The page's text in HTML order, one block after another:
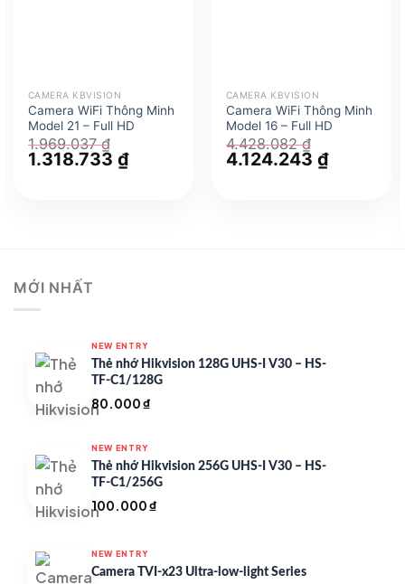
CAMERA KBVISION
Camera WiFi Thông Minh
Model 21 – Full HD
1.969.037₫
Giá
gốc
1.318.733 ₫Giá
hiện
CAMERA KBVISION
Camera WiFi Thông Minh
Model 16 – Full HD
4.428.082₫
Giá
4.124.243 ₫Giá
hiện
MỚI NHẤT
NEW ENTRY
Thẻ nhớ Hikvision 128G UHS-I V30 – HS-
TF-C1/128G
80.000₫
NEW ENTRY
Thẻ nhớ Hikvision 256G UHS-I V30 – HS-
TF-C1/256G
100.000₫
NEW ENTRY
Camera TVI-x23 Ultra-low-light Series